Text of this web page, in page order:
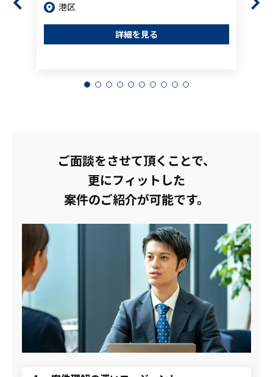
港区
詳細を見る
ご面談をさせて頂くことで、
更にフィットした
案件のご紹介が可能です。